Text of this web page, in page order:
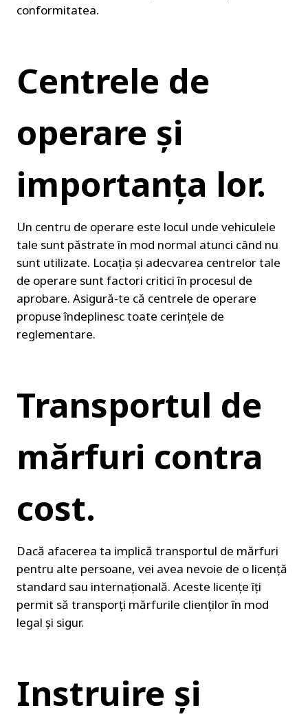
conformitatea.
Centrele de
operare și
importanța lor.
Un centru de operare este locul unde vehiculele
tale sunt păstrate în mod normal atunci când nu
sunt utilizate. Locația și adecvarea centrelor tale
de operare sunt factori critici în procesul de
aprobare. Asigură-te că centrele de operare
propuse îndeplinesc toate cerințele de
reglementare.
Transportul de
mărfuri contra
cost.
Dacă afacerea ta implică transportul de mărfuri
pentru alte persoane, vei avea nevoie de o licență
standard sau internațională. Aceste licențe îți
permit să transporți mărfurile clienților în mod
legal și sigur.
Instruire și